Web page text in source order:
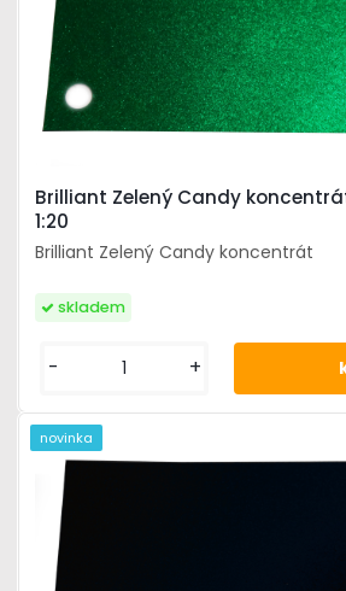
Brilliant Zelený Candy
1:20
Brilliant Zelený Candy koncentrát
skladem
- +
novinka